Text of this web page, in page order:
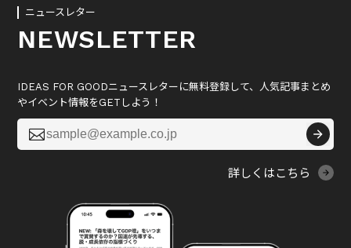
ニュースレター
NEWSLETTER
IDEAS FOR GOODニュースレターに無料登録して、人気記事まとめ
やイベント情報をGETしよう！

詳しくはこちら